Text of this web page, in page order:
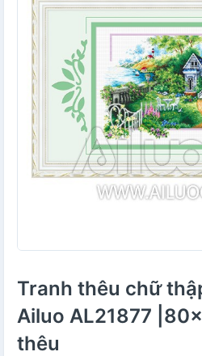
Tranh thêu chữ
Ailuo AL21877
thêu